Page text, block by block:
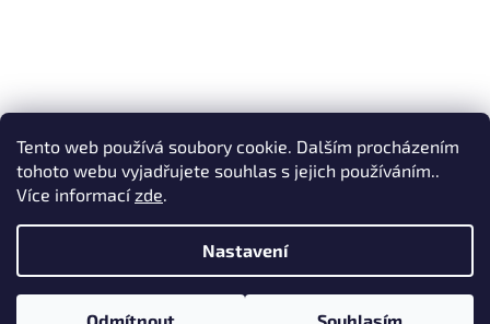
Tento web používá soubory cookie. Dalším procházením
tohoto webu vyjadřujete souhlas s jejich používáním..
Více informacízde.
Nastavení
. Všechna práva vyhrazena.